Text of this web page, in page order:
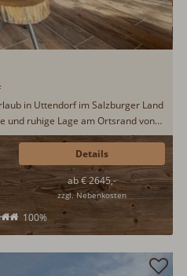
in Uttendorf im Salzburger Land
und ruhige Lage am Ortsrand von
mit fünf Schlafzimmern,
Der Uttendorfer Erlebnisbadesee
entfernt. Im Winter gibt es mit
die Skigebiete Weißseegletscher
100%
ab € 2645,-
zzgl. Nebenkosten
Details